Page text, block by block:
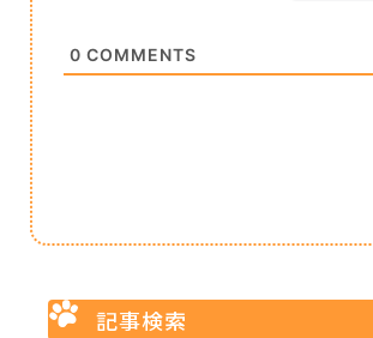
0 COMMENTS
記事検索